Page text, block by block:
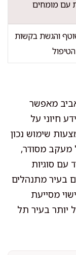
עם מומחים
והגשת בקשות
מאפשר
חיוני על
שימוש נכון
מעקב מסודר,
עם סוגיות
בעיר מתנהלים
מסייעת
יותר בעיר תל